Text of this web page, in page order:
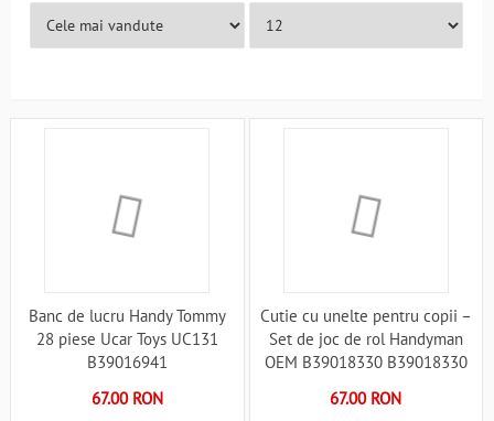
Banc de lucru Handy Tommy
28 piese Ucar Toys UC131
B39016941
67.00 RON
Cutie cu unelte pentru copii –
Set de joc de rol Handyman
OEM B39018330 B39018330
67.00 RON